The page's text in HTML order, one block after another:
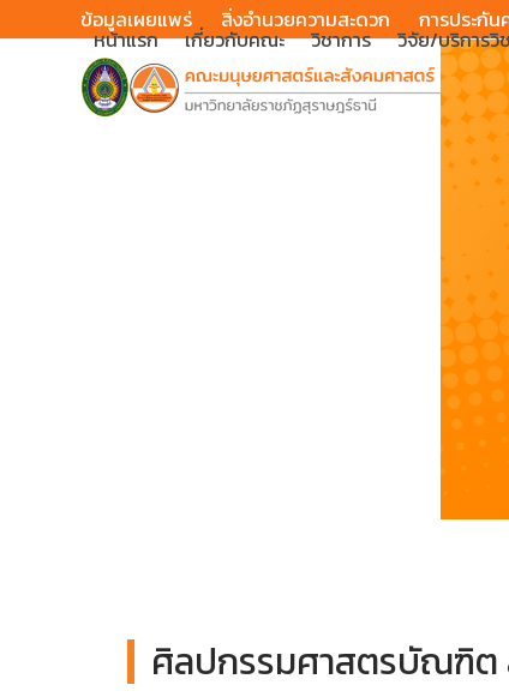
to
ข้อมูลเผยแพร่ สิ่งอำนวยความสะดวก การประกั
หน้าแรก เกี่ยวกับคณะ วิชาการ วิจัย/บริการวิ
ศิลปกรรมศาสตรบัณฑิต